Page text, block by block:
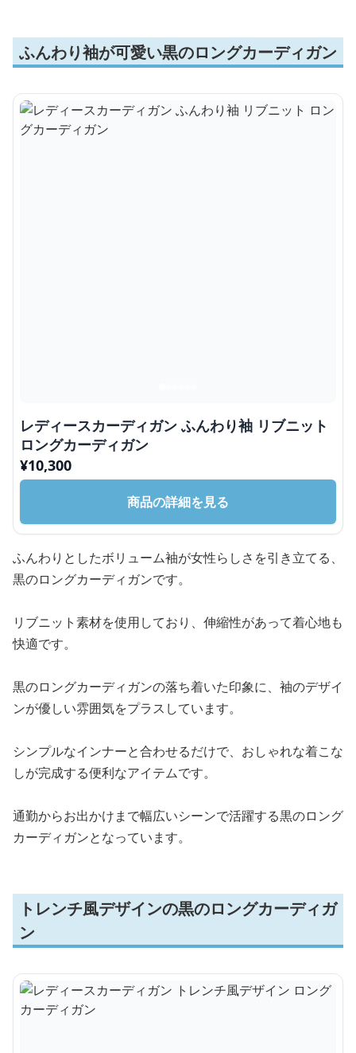
ふんわり袖が可愛い黒のロングカーディガン
レディースカーディガン ふんわり袖 リブニット
ロングカーディガン
¥10,300
商品の詳細を見る
ふんわりとしたボリューム袖が女性らしさを引き立てる、
黒のロングカーディガンです。
リブニット素材を使用しており、伸縮性があって着心地も
快適です。
黒のロングカーディガンの落ち着いた印象に、袖のデザイ
ンが優しい雰囲気をプラスしています。
シンプルなインナーと合わせるだけで、おしゃれな着こな
しが完成する便利なアイテムです。
通勤からお出かけまで幅広いシーンで活躍する黒のロング
カーディガンとなっています。
トレンチ風デザインの黒のロングカーディガ
ン